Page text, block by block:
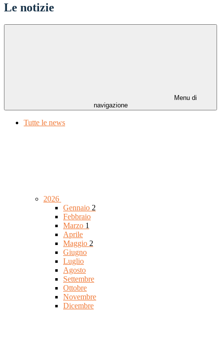
Le notizie
Menu di
navigazione
Tutte le news
2026
Gennaio 2
Febbraio
Marzo 1
Aprile
Maggio 2
Giugno
Luglio
Agosto
Settembre
Ottobre
Novembre
Dicembre